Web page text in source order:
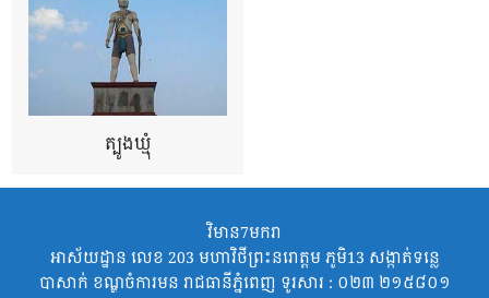
ត្បូងឃ្មុំ
វិមាន7មករា
អាស័យដ្ឋាន លេខ 203 មហាវិថីព្រះនរោត្តម ភូមិ13 សង្កាត់ទន្លេ
បាសាក់ ខណ្ឌចំការមន រាជធានីភ្នំពេញ ទូរសារ : ០២៣ ២១៥៨០១